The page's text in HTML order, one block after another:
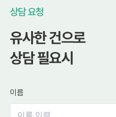
상담 요청
유사한 건으로
상담 필요시
이름